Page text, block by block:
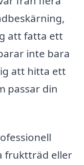
att fatta ett
inte bara
att hitta ett
passar din
fruktträd eller